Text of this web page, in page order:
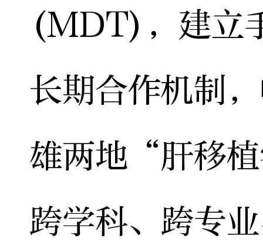
(MDT)，建立
长期合作机制
雄两地“肝移
跨学科、跨专